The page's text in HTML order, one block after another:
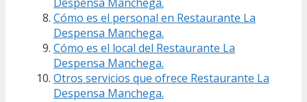
Cómo es el personal en Restaurante La
Despensa Manchega.
Cómo es el local del Restaurante La
Despensa Manchega.
Otros servicios que ofrece Restaurante La
Despensa Manchega.